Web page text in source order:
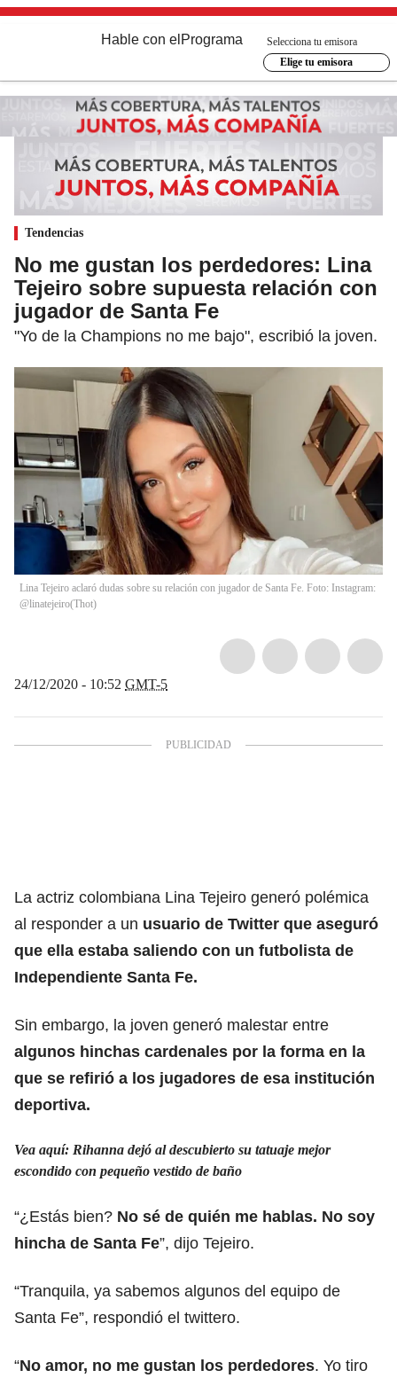
Hable con el Programa
Selecciona tu emisora
Elige tu emisora
Tendencias
No me gustan los perdedores: Lina
Tejeiro sobre supuesta relación con
jugador de Santa Fe
"Yo de la Champions no me bajo", escribió la joven.
Lina Tejeiro aclaró dudas sobre su relación con jugador de Santa Fe. Foto: Instagram:
@linatejeiro(Thot)
24/12/2020 - 10:52 GMT-5
La actriz colombiana Lina Tejeiro generó polémica
al responder a un usuario de Twitter que aseguró
que ella estaba saliendo con un futbolista de
Independiente Santa Fe.
Sin embargo, la joven generó malestar entre
algunos hinchas cardenales por la forma en la
que se refirió a los jugadores de esa institución
deportiva.
Vea aquí: Rihanna dejó al descubierto su tatuaje mejor
escondido con pequeño vestido de baño
“¿Estás bien? No sé de quién me hablas. No soy
hincha de Santa Fe”, dijo Tejeiro.
“Tranquila, ya sabemos algunos del equipo de
Santa Fe”, respondió el twittero.
“No amor, no me gustan los perdedores. Yo tiro